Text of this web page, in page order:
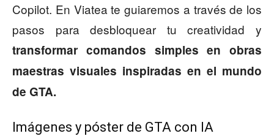
Copilot. En Viatea te guiaremos a través de los
pasos para desbloquear tu creatividad y
transformar comandos simples en obras
maestras visuales inspiradas en el mundo
de GTA.
Imágenes y póster de GTA con IA